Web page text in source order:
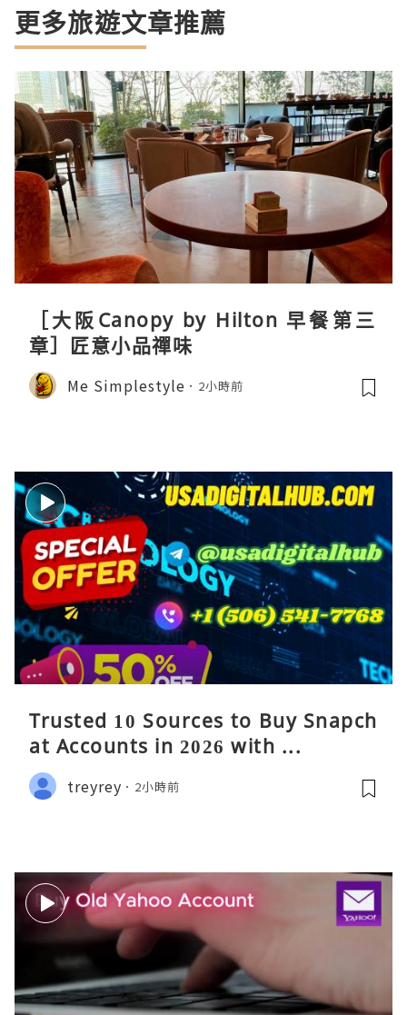
更多旅遊文章推薦
［大阪Canopy by Hilton 早餐第三
章］匠意小品禪味
Me Simplestyle 2小時前
Trusted 10 Sources to Buy Snapch
at Accounts in 2026 with ...
treyrey 2小時前